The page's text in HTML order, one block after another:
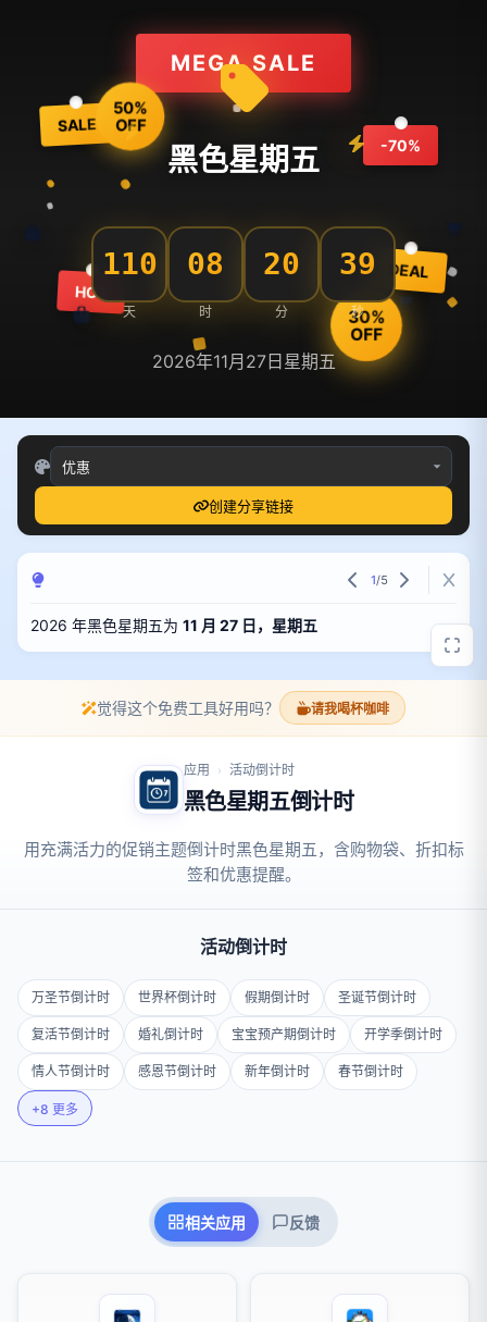
应用 › 活动倒计时
黑色星期五倒计时
用充满活力的促销主题倒计时黑色星期五，含购物袋、折扣标
签和优惠提醒。
MEGA SALE
SALE
-70%
HOT
DEAL
50%
OFF
30%
OFF
黑色星期五
110
天
08
时
20
分
38
秒
2026年11月27日星期五
创建分享链接
2026 年黑色星期五为 11 月 27 日，星期五
1/5
觉得这个免费工具好用吗？ 请我喝杯咖啡
活动倒计时
万圣节倒计时万圣节倒计时
世界杯倒计时世界杯倒计时
假期倒计时假期倒计时
圣诞节倒计时圣诞节倒计
复活节倒计时复活节倒计时
婚礼倒计时婚礼倒计时宝宝预产期倒计时宝宝预产期倒计时
开学季倒计时开学季
情人节倒计时情人节倒计时
感恩节倒计时感恩节倒计时
新年倒计时新年倒计时
春节倒计时春节倒计时
+8 更多
相关应用 反馈